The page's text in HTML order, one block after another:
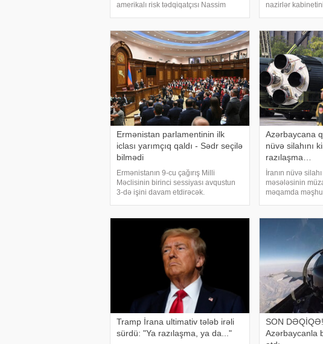
amerikalı risk tədqiqatçısı Nassim
Vardanyanı dəstəkləməsini və
Vardanyan həbsdə olduğu müddətdə
Bakıd
nazirlər
Ermənistanın
Paşinyanı
Ermənistan parlamentinin ilk
iclası yarımçıq qaldı - Sədr seçilə
bilmədi
Ermənistanın 9-cu çağırış Milli
Məclisinin birinci sessiyası avqustun
3-də işini davam etdirəcək.
səhər saatlarınd
Azərbaycana
nüvə silahını
razılaşma…
İranın nüvə
məsələsinin
məqamda
Əbdüləziz Əl
Tramp İrana ultimativ tələb irəli
sürdü: "Ya razılaşma, ya da..."
SON
Azərbaycanla